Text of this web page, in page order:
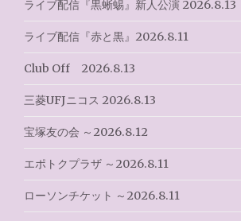
シ
ョ
ン
ライブ配信『黒蜥蜴』新人公演 2026.8.13
ライブ配信『赤と黒』2026.8.11
Club Off 2026.8.13
三菱UFJニコス 2026.8.13
宝塚友の会 ～2026.8.12
エポトクプラザ ～2026.8.11
ローソンチケット ～2026.8.11